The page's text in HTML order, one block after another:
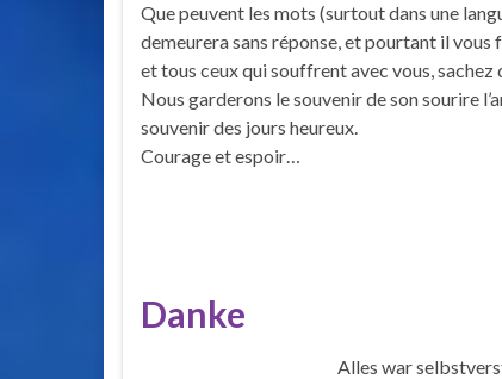
Que peuvent les mots (surtout dans une
demeurera sans réponse, et pourtant il
et tous ceux qui souffrent avec vous,
Nous garderons le souvenir de son sourire
souvenir des jours heureux.
Courage et espoir…
Danke
Alles war